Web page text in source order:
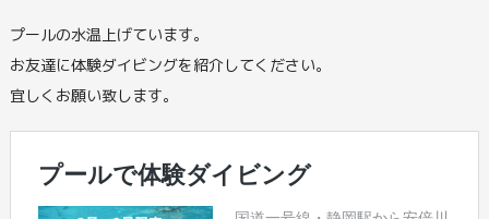
プールの水温上げています。
お友達に体験ダイビングを紹介してください。
宜しくお願い致します。